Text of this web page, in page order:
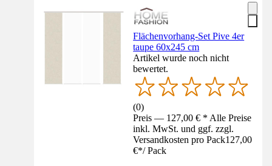
Flächenvorhang-Set Pive 4er
taupe 60x245 cm
Artikel wurde noch nicht
bewertet.
(0)
Preis — 127,00 € * Alle Preise
inkl. MwSt. und ggf. zzgl.
Versandkosten pro Pack127,00
€*/ Pack